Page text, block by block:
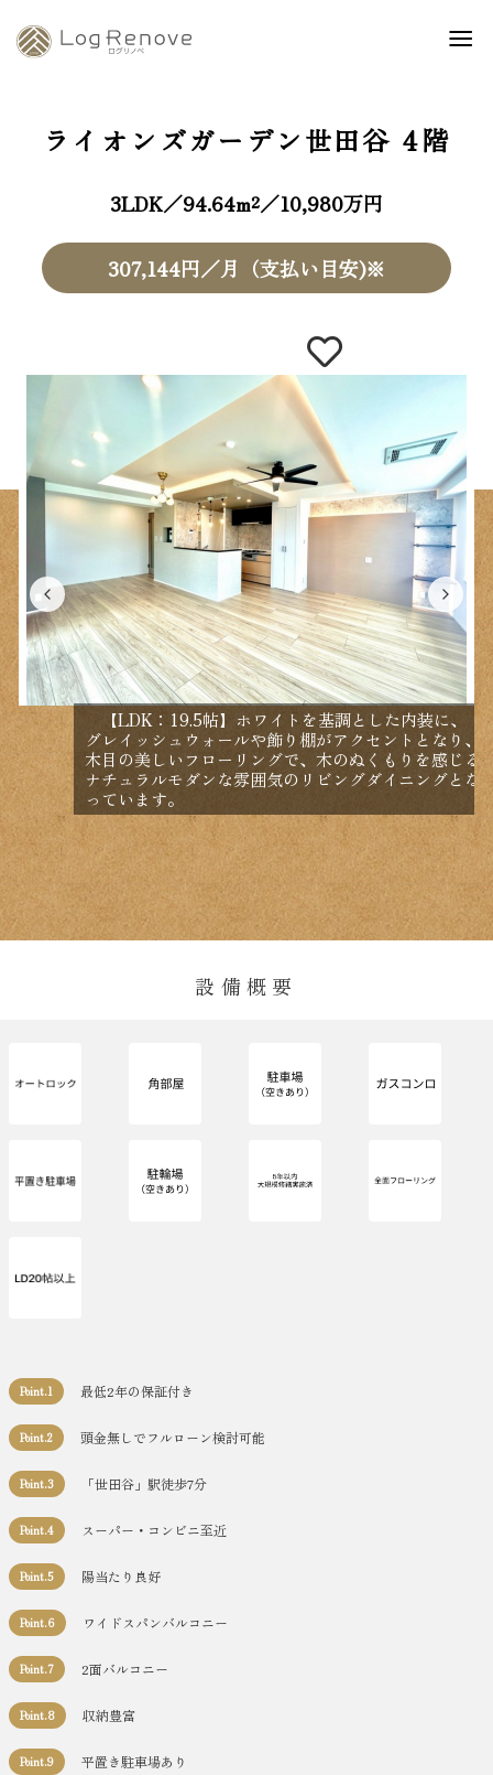
ライオンズガーデン世田谷 4階
3LDK／94.64m²／10,980万円
307,144円／月（支払い目安)※
【LDK：19.5帖】ホワイトを基調とした内装に、
グレイッシュウォールや飾り棚がアクセントとなり、
木目の美しいフローリングで、木のぬくもりを感じる
ナチュラルモダンな雰囲気のリビングダイニングとな
っています。
設備概要
Point.1 最低2年の保証付き
Point.2 頭金無しでフルローン検討可能
Point.3 「世田谷」駅徒歩7分
Point.4 スーパー・コンビニ至近
Point.5 陽当たり良好
Point.6 ワイドスパンバルコニー
Point.7 2面バルコニー
Point.8 収納豊富
Point.9 平置き駐車場あり